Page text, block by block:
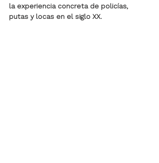
la experiencia concreta de policías,
putas y locas en el siglo XX.